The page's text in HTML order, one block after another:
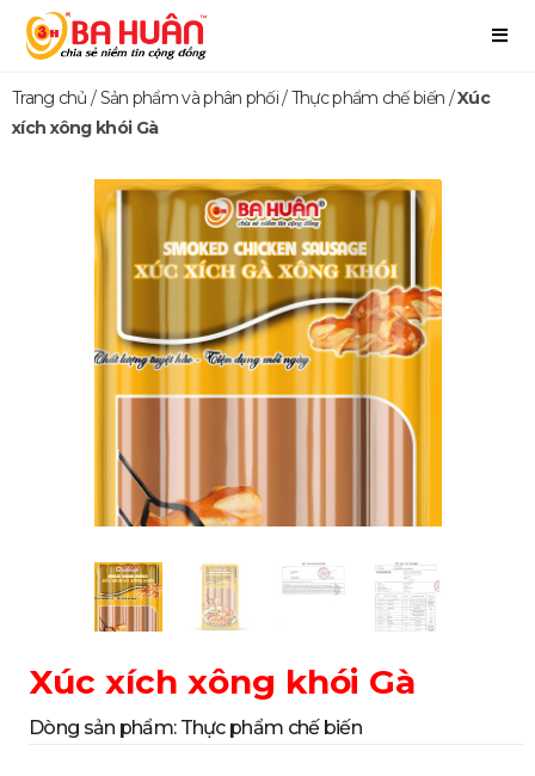
Trang chủ /Sản phẩm và phân phối/Thực phẩm chế biến /Xúc
xích xông khói Gà
Xúc xích xông khói Gà
Dòng sản phẩm: Thực phẩm chế biến